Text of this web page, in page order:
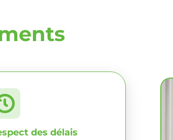
des délais